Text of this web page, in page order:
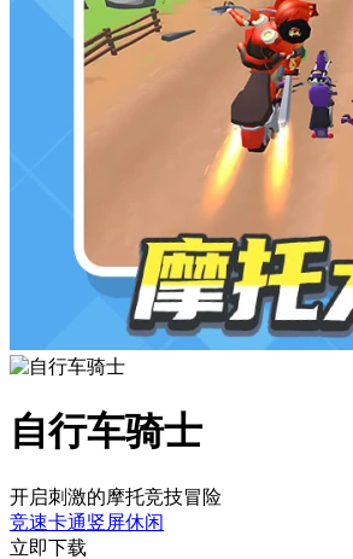
自行车骑士
开启刺激的摩托竞技冒险
竞速卡通竖屏休闲
立即下载